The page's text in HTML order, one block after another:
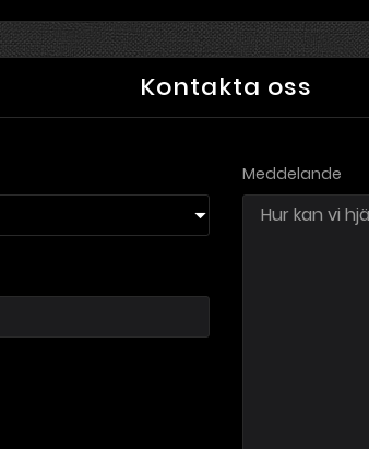
Kontakta oss
Meddelande